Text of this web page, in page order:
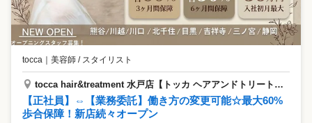
tocca ｜ 美容師 / スタイリスト
tocca hair&treatment 水戸店【トッカ ヘアアンドトリートメント】
【正社員】⇔【業務委託】働き方の変更可能☆最大60%
歩合保障！新店続々オープン